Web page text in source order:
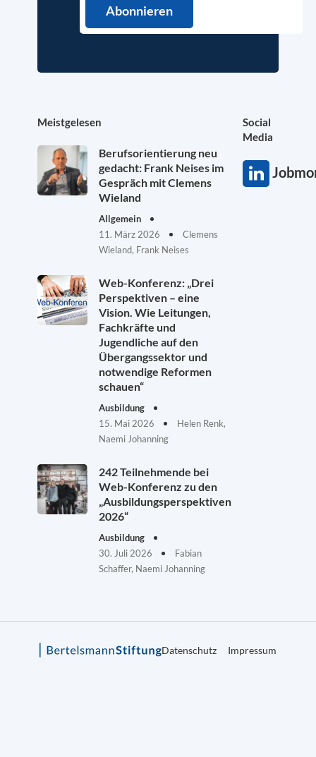
Meistgelesen
Berufsorientierung neu
gedacht: Frank Neises im
Gespräch mit Clemens
Wieland
Allgemein
11. März 2026
Clemens
Wieland, Frank Neises
Web-Konferenz: „Drei
Perspektiven – eine
Vision. Wie Leitungen,
Fachkräfte und
Jugendliche auf den
Übergangssektor und
notwendige Reformen
schauen“
Ausbildung
15. Mai 2026
Helen Renk,
Naemi Johanning
242 Teilnehmende bei
Web-Konferenz zu den
„Ausbildungsperspektiven
2026“
Ausbildung
30. Juli 2026
Fabian
Schaffer, Naemi Johanning
Social
Media
Datenschutz Impressum